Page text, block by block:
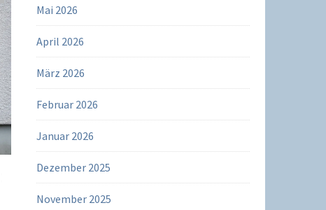
Mai 2026
April 2026
März 2026
Februar 2026
Januar 2026
Dezember 2025
November 2025